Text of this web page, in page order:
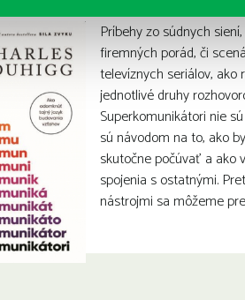
Príbehy zo súdnych
firemných porád, či
televíznych seriálov, ako
jednotlivé druhy
Superkomunikátori nie
sú návodom na to, ako
skutočne počúvať a ako
spojenia s ostatnými.
nástrojmi sa môžeme